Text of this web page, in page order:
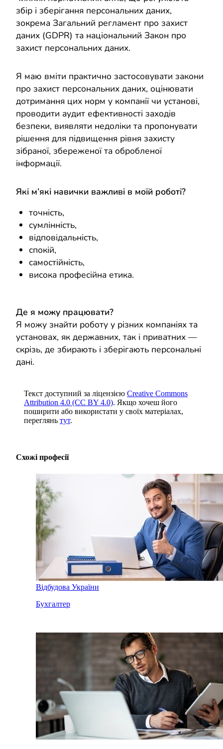
збір і зберігання персональних даних,
зокрема Загальний регламент про захист
даних (GDPR) та національний Закон про
захист персональних даних.
Я маю вміти практично застосовувати закони
про захист персональних даних, оцінювати
дотримання цих норм у компанії чи установі,
проводити аудит ефективності заходів
безпеки, виявляти недоліки та пропонувати
рішення для підвищення рівня захисту
зібраної, збереженої та обробленої
інформації.
Які м’які навички важливі в моїй роботі?
точність,
сумлінність,
відповідальність,
спокій,
самостійність,
висока професійна етика.
Де я можу працювати?
Я можу знайти роботу у різних компаніях та
установах, як державних, так і приватних —
скрізь, де збирають і зберігають персональні
дані.
Текст доступний за ліцензією Creative Commons
Attribution 4.0 (CC BY 4.0). Якщо хочеш його
поширити або використати у своїх матеріалах,
переглянь тут.
Схожі професії
Відбудова України
Бухгалтер